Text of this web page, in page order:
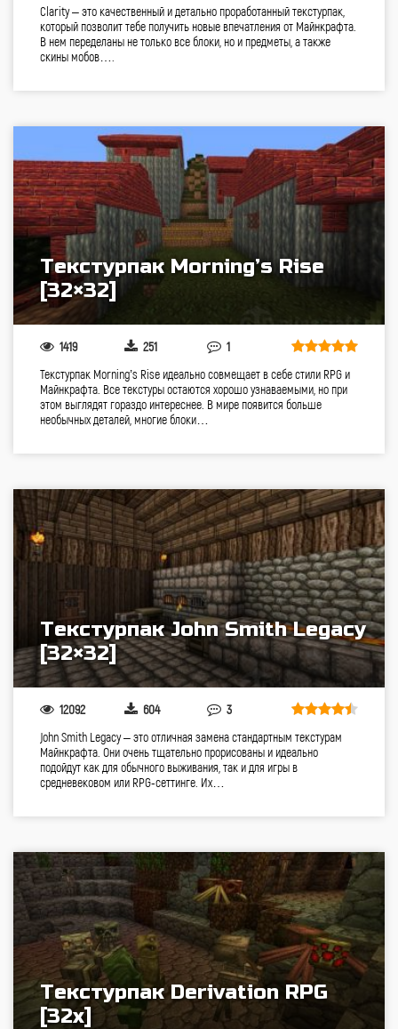
Clarity – это качественный и детально проработанный текстурпак,
который позволит тебе получить новые впечатления от Майнкрафта.
В нем переделаны не только все блоки, но и предметы, а также
скины мобов….
Текстурпак Morning’s Rise
[32×32]
1419 251 1
Текстурпак Morning’s Rise идеально совмещает в себе стили RPG и
Майнкрафта. Все текстуры остаются хорошо узнаваемыми, но при
этом выглядят гораздо интереснее. В мире появится больше
необычных деталей, многие блоки…
Текстурпак John Smith Legacy
[32×32]
12092 604 3
John Smith Legacy – это отличная замена стандартным текстурам
Майнкрафта. Они очень тщательно прорисованы и идеально
подойдут как для обычного выживания, так и для игры в
средневековом или RPG-сеттинге. Их…
Текстурпак Derivation RPG
[32x]